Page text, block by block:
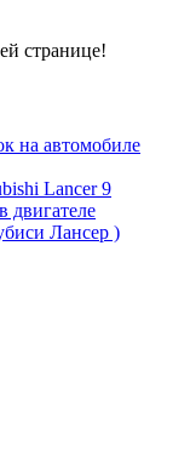
странице!
на автомобиле
Lancer 9
двигателе
Лансер )